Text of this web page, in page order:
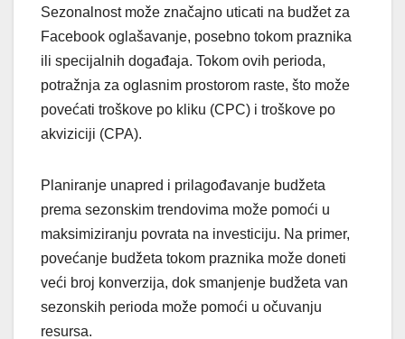
Sezonalnost može značajno uticati na budžet za
Facebook oglašavanje, posebno tokom praznika
ili specijalnih događaja. Tokom ovih perioda,
potražnja za oglasnim prostorom raste, što može
povećati troškove po kliku (CPC) i troškove po
akviziciji (CPA).
Planiranje unapred i prilagođavanje budžeta
prema sezonskim trendovima može pomoći u
maksimiziranju povrata na investiciju. Na primer,
povećanje budžeta tokom praznika može doneti
veći broj konverzija, dok smanjenje budžeta van
sezonskih perioda može pomoći u očuvanju
resursa.